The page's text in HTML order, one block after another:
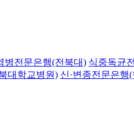
병전문은행(전북대) 식중독균
대학교병원) 신·변종전문은행